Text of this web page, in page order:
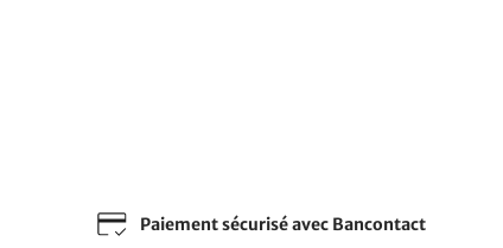
Paiement sécurisé avec Bancontact